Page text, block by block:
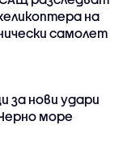
на
самолет
за нови удари
море